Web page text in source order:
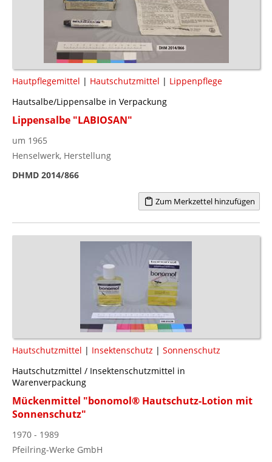
Hautpflegemittel | Hautschutzmittel | Lippenpflege
Hautsalbe/Lippensalbe in Verpackung
Lippensalbe "LABIOSAN"
um 1965
Henselwerk, Herstellung
DHMD 2014/866
Zum Merkzettel hinzufügen
Hautschutzmittel | Insektenschutz | Sonnenschutz
Hautschutzmittel / Insektenschutzmittel in
Warenverpackung
Mückenmittel "bonomol® Hautschutz-Lotion mit
Sonnenschutz"
1970 - 1989
Pfeilring-Werke GmbH